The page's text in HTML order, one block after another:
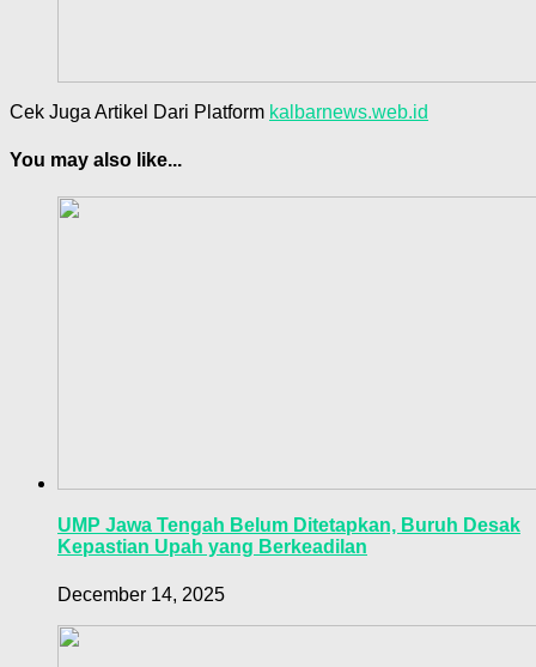
Cek Juga Artikel Dari Platform kalbarnews.web.id
You may also like...
UMP Jawa Tengah Belum Ditetapkan, Buruh Desak
Kepastian Upah yang Berkeadilan
December 14, 2025